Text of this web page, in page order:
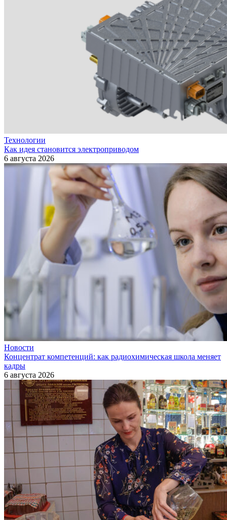
Технологии
Как идея становится электроприводом
6 августа 2026
Новости
Концентрат компетенций: как радиохимическая школа меняет
кадры
6 августа 2026